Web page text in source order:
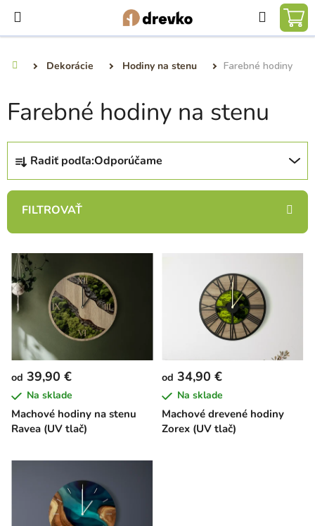
obsah
Hľadať
Dekorácie Hodiny na stenu Farebné hodiny
Farebné hodiny na stenu
R
d
n
e
p
r
o
u
k
t
o
v
Radiť podľa:Odporúčame
V
ý
p
s
p
r
o
d
u
t
Machové hodiny na stenu
Ravea (UV tlač)
od 39,90 €
Na sklade
Machové drevené hodiny
Zorex (UV tlač)
od 34,90 €
Na sklade